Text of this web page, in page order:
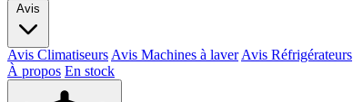
Avis Climatiseurs Avis Machines à laver Avis Réfrigérateurs
À propos En stock